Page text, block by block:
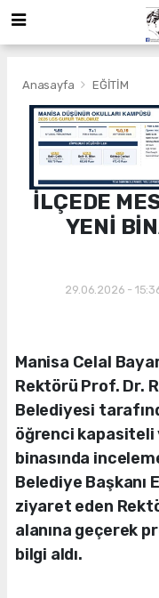
Anasayfa EĞİTİM
İLÇEDE
YENİ
29.06.2026 -
Manisa Celal
Rektörü Prof. Dr.
Belediyesi
öğrenci kapasiteli
binasında
Belediye Başkanı
ziyaret eden
alanına geçerek
bilgi aldı.